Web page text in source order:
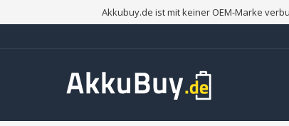
Akkubuy.de ist mit keiner OEM-Marke